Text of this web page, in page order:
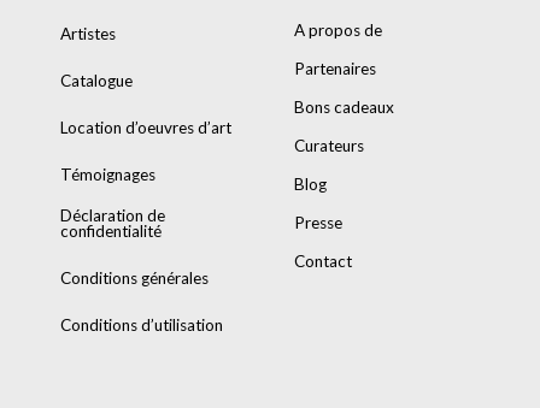
Artistes
Catalogue
Location d’oeuvres d’art
Témoignages
Déclaration de
confidentialité
Conditions générales
Conditions d’utilisation
A propos de
Partenaires
Bons cadeaux
Curateurs
Blog
Presse
Contact